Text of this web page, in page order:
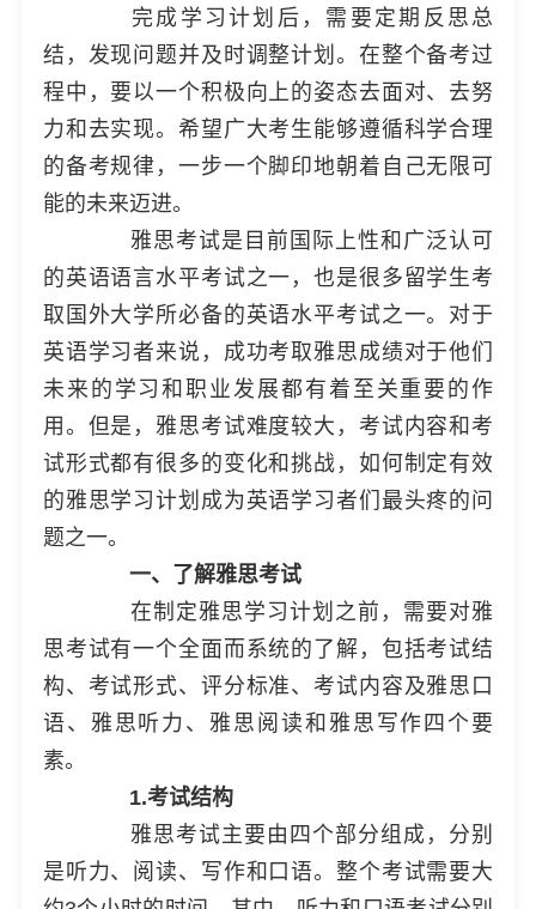
完成学习计划后，需要定期反思总
结，发现问题并及时调整计划。在整个备考过
程中，要以一个积极向上的姿态去面对、去努
力和去实现。希望广大考生能够遵循科学合理
的备考规律，一步一个脚印地朝着自己无限可
能的未来迈进。
雅思考试是目前国际上性和广泛认可
的英语语言水平考试之一，也是很多留学生考
取国外大学所必备的英语水平考试之一。对于
英语学习者来说，成功考取雅思成绩对于他们
未来的学习和职业发展都有着至关重要的作
用。但是，雅思考试难度较大，考试内容和考
试形式都有很多的变化和挑战，如何制定有效
的雅思学习计划成为英语学习者们最头疼的问
题之一。
一、了解雅思考试
在制定雅思学习计划之前，需要对雅
思考试有一个全面而系统的了解，包括考试结
构、考试形式、评分标准、考试内容及雅思口
语、雅思听力、雅思阅读和雅思写作四个要
素。
1.考试结构
雅思考试主要由四个部分组成，分别
是听力、阅读、写作和口语。整个考试需要大